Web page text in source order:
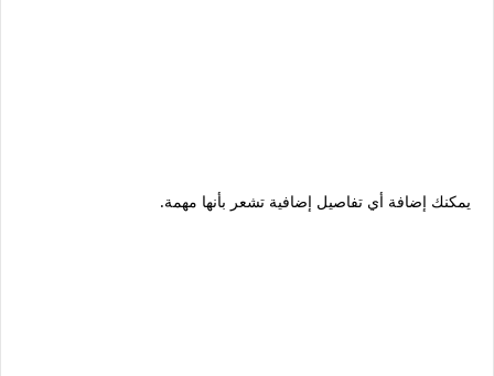
يمكنك إضافة أي تفاصيل إضافية تشعر بأنها مهمة.